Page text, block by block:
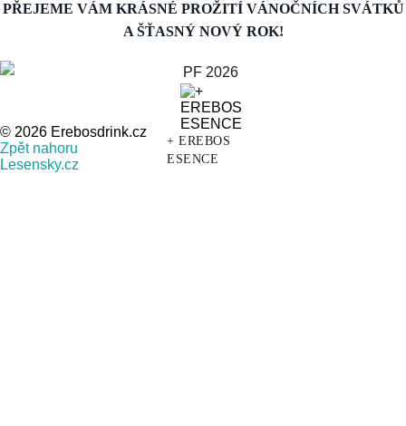
+ EREBOS
ESENCE
PŘEJEME VÁM KRÁSNÉ PROŽITÍ VÁNOČNÍCH SVÁTKŮ
A ŠŤASNÝ NOVÝ ROK!
© 2026 Erebosdrink.cz
Zpět nahoru
Lesensky.cz